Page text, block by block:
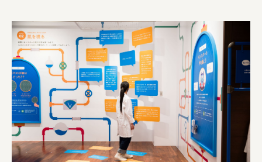
JR東日本クロスステーション
株式会社ハッチ
株式会社リブロプラス
福島県商工会連合会
京セラ株式会社
一般社団法人手紙寺
土佐しらす食堂二万匹